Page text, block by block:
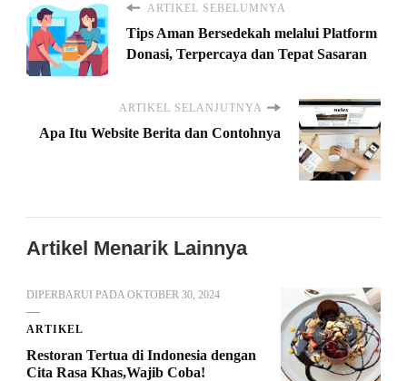
ARTIKEL SEBELUMNYA
Tips Aman Bersedekah melalui Platform
Donasi, Terpercaya dan Tepat Sasaran
ARTIKEL SELANJUTNYA
Apa Itu Website Berita dan Contohnya
Artikel Menarik Lainnya
DIPERBARUI PADA OKTOBER 30, 2024
ARTIKEL
Restoran Tertua di Indonesia dengan
Cita Rasa Khas,Wajib Coba!